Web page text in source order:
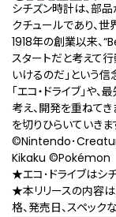
シチズン時計は、部
クチュールであり、
1918年の創業以来、
スタートだと考えて
いけるのだ」という
「エコ・ドライブ」や
考え、開発を重ねて
を切りひらいていきま
©Nintendo･
Kikaku ©Pokémon
★エコ･ドライブはシ
★本リリースの内容
格、発売日、スペック